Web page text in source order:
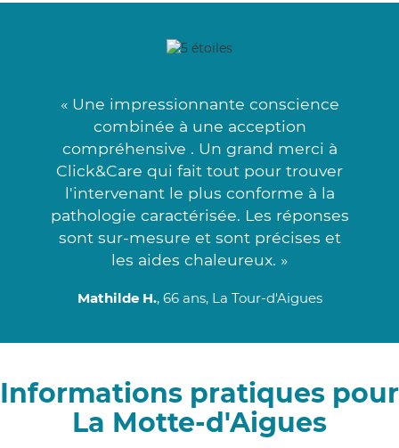
« Une impressionnante conscience
combinée à une acception
compréhensive . Un grand merci à
Click&Care qui fait tout pour trouver
l'intervenant le plus conforme à la
pathologie caractérisée. Les réponses
sont sur-mesure et sont précises et
les aides chaleureux. »
Mathilde H., 66 ans, La Tour-d'Aigues
Informations pratiques pour
La Motte-d'Aigues